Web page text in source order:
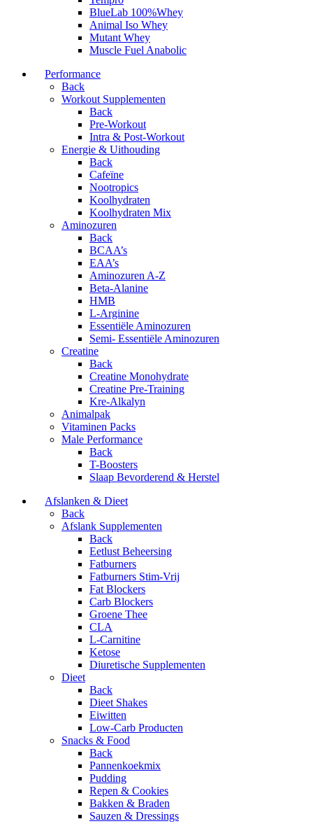
BlueLab 100%Whey
Animal Iso Whey
Mutant Whey
Muscle Fuel Anabolic
Performance
Back
Workout Supplementen
Back
Pre-Workout
Intra & Post-Workout
Energie & Uithouding
Back
Cafeïne
Nootropics
Koolhydraten
Koolhydraten Mix
Aminozuren
Back
BCAA’s
EAA’s
Aminozuren A-Z
Beta-Alanine
HMB
L-Arginine
Essentiële Aminozuren
Semi- Essentiële Aminozuren
Creatine
Back
Creatine Monohydrate
Creatine Pre-Training
Kre-Alkalyn
Animalpak
Vitaminen Packs
Male Performance
Back
T-Boosters
Slaap Bevorderend & Herstel
Afslanken & Dieet
Back
Afslank Supplementen
Back
Eetlust Beheersing
Fatburners
Fatburners Stim-Vrij
Fat Blockers
Carb Blockers
Groene Thee
CLA
L-Carnitine
Ketose
Diuretische Supplementen
Dieet
Back
Dieet Shakes
Eiwitten
Low-Carb Producten
Snacks & Food
Back
Pannenkoekmix
Pudding
Repen & Cookies
Bakken & Braden
Sauzen & Dressings